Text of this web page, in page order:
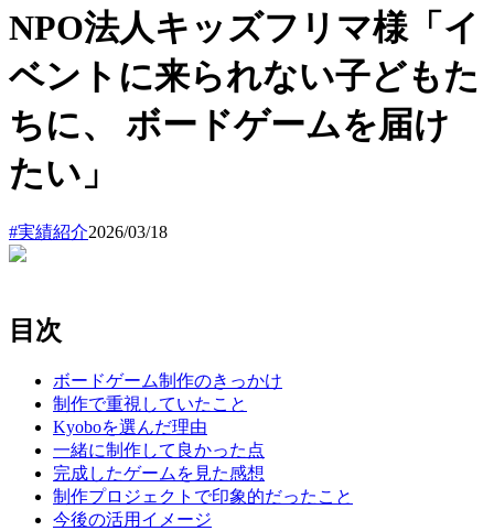
NPO法人キッズフリマ様「イ
ベントに来られない子どもた
ちに、 ボードゲームを届け
たい」
#実績紹介2026/03/18
目次
ボードゲーム制作のきっかけ
制作で重視していたこと
Kyoboを選んだ理由
一緒に制作して良かった点
完成したゲームを見た感想
制作プロジェクトで印象的だったこと
今後の活用イメージ